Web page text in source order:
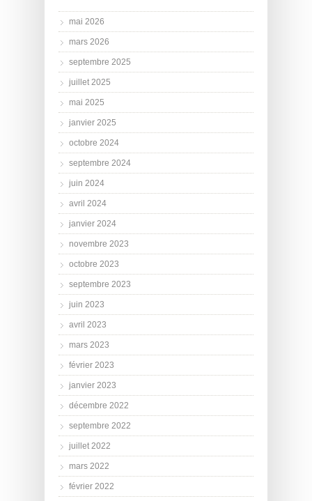
mai 2026
mars 2026
septembre 2025
juillet 2025
mai 2025
janvier 2025
octobre 2024
septembre 2024
juin 2024
avril 2024
janvier 2024
novembre 2023
octobre 2023
septembre 2023
juin 2023
avril 2023
mars 2023
février 2023
janvier 2023
décembre 2022
septembre 2022
juillet 2022
mars 2022
février 2022